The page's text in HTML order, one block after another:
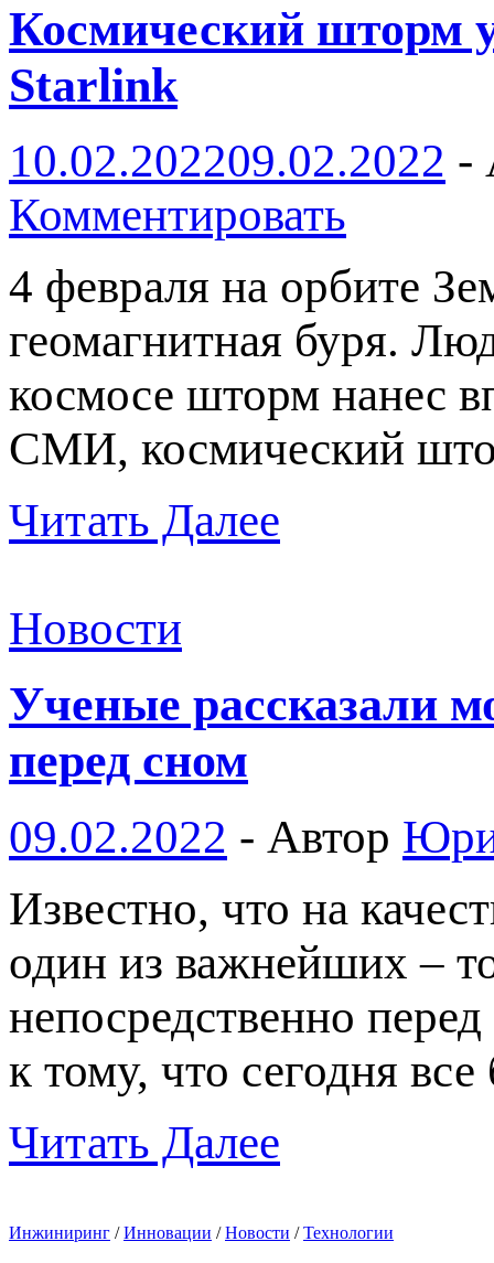
Космический шторм
Starlink
10.02.202209.02.2022 -
Комментировать
4 февраля на орбите
геомагнитная буря.
космосе шторм нанес
СМИ, космический
Читать Далее
Новости
Ученые рассказали
перед сном
09.02.2022 - Автор
Известно, что на
один из важнейших –
непосредственно
к тому, что сегодня
Читать Далее
Инжиниринг /Инновации /Новости /Технологии